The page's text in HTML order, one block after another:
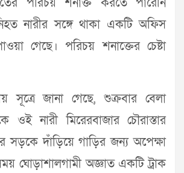
পরিচয় শনাক্ত করতে পারেনি
নারীর সঙ্গে থাকা একটি অফিস
গেছে। পরিচয় শনাক্তের চেষ্টা
সূত্রে জানা গেছে, শুক্রবার বেলা
ওই নারী মিরেরবাজার চৌরাস্তার
সড়কে দাঁড়িয়ে গাড়ির জন্য অপেক্ষা
ঘোড়াশালগামী অজ্ঞাত একটি ট্রাক